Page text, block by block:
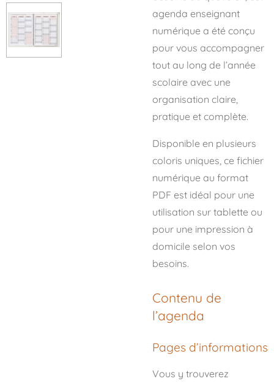
agenda enseignant
numérique a été conçu
pour vous accompagner
tout au long de l’année
scolaire avec une
organisation claire,
pratique et complète.
Disponible en plusieurs
coloris uniques, ce fichier
numérique au format
PDF est idéal pour une
utilisation sur tablette ou
pour une impression à
domicile selon vos
besoins.
Contenu de
l’agenda
Pages d’informations
Vous y trouverez